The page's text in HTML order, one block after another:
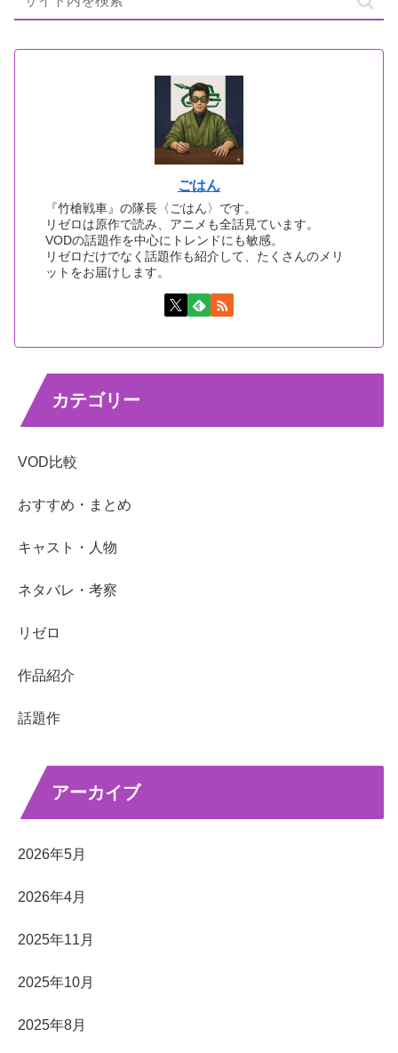
ごはん
『竹槍戦車』の隊長〈ごはん〉です。
リゼロは原作で読み、アニメも全話見ています。
VODの話題作を中心にトレンドにも敏感。
リゼロだけでなく話題作も紹介して、たくさんのメリ
ットをお届けします。
カテゴリー
VOD比較
おすすめ・まとめ
キャスト・人物
ネタバレ・考察
リゼロ
作品紹介
話題作
アーカイブ
2026年5月
2026年4月
2025年11月
2025年10月
2025年8月